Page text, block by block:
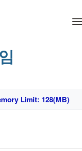
Limit: 128(MB)